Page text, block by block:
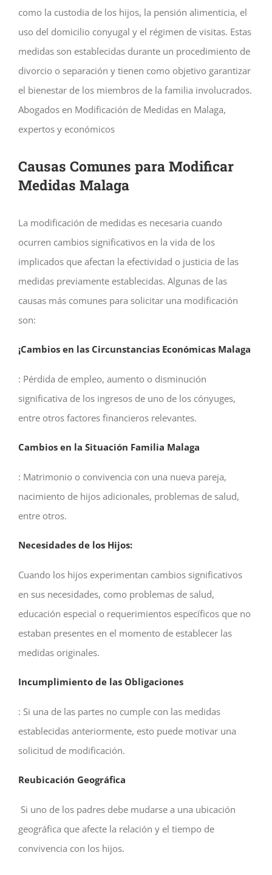
como la custodia de los hijos, la pensión alimenticia, el
uso del domicilio conyugal y el régimen de visitas. Estas
medidas son establecidas durante un procedimiento de
divorcio o separación y tienen como objetivo garantizar
el bienestar de los miembros de la familia involucrados.
Abogados en Modificación de Medidas en Malaga,
expertos y económicos
Causas Comunes para Modificar
Medidas Malaga
La modificación de medidas es necesaria cuando
ocurren cambios significativos en la vida de los
implicados que afectan la efectividad o justicia de las
medidas previamente establecidas. Algunas de las
causas más comunes para solicitar una modificación
son:
¡Cambios en las Circunstancias Económicas Malaga
: Pérdida de empleo, aumento o disminución
significativa de los ingresos de uno de los cónyuges,
entre otros factores financieros relevantes.
Cambios en la Situación Familia Malaga
: Matrimonio o convivencia con una nueva pareja,
nacimiento de hijos adicionales, problemas de salud,
entre otros.
Necesidades de los Hijos:
Cuando los hijos experimentan cambios significativos
en sus necesidades, como problemas de salud,
educación especial o requerimientos específicos que no
estaban presentes en el momento de establecer las
medidas originales.
Incumplimiento de las Obligaciones
: Si una de las partes no cumple con las medidas
establecidas anteriormente, esto puede motivar una
solicitud de modificación.
Reubicación Geográfica
Si uno de los padres debe mudarse a una ubicación
geográfica que afecte la relación y el tiempo de
convivencia con los hijos.